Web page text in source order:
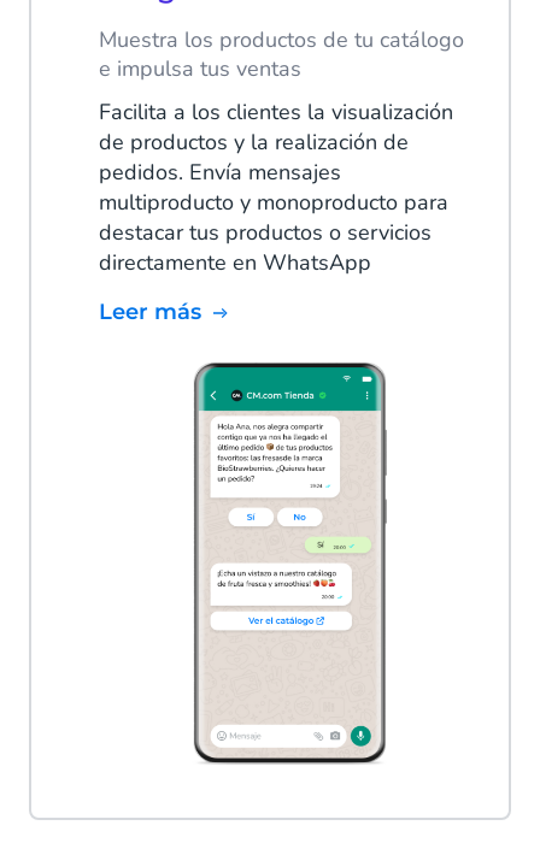
Muestra los productos de tu catálogo
e impulsa tus ventas
Facilita a los clientes la visualización
de productos y la realización de
pedidos. Envía mensajes
multiproducto y monoproducto para
destacar tus productos o servicios
directamente en WhatsApp
Leer más